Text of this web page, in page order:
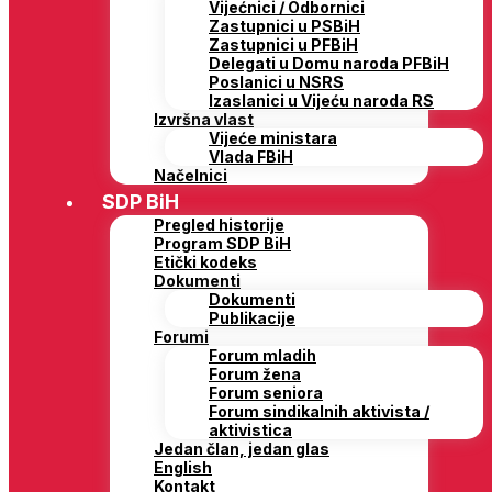
Vijećnici / Odbornici
Zastupnici u PSBiH
Zastupnici u PFBiH
Delegati u Domu naroda PFBiH
Poslanici u NSRS
Izaslanici u Vijeću naroda RS
Izvršna vlast
Vijeće ministara
Vlada FBiH
Načelnici
SDP BiH
Pregled historije
Program SDP BiH
Etički kodeks
Dokumenti
Dokumenti
Publikacije
Forumi
Forum mladih
Forum žena
Forum seniora
Forum sindikalnih aktivista /
aktivistica
Jedan član, jedan glas
English
Kontakt